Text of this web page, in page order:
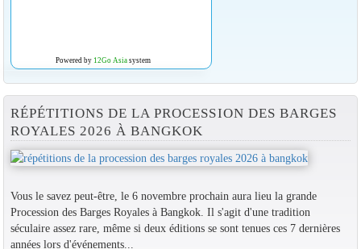
Powered by 12Go Asiasystem
RÉPÉTITIONS DE LA PROCESSION DES BARGES
ROYALES 2026 À BANGKOK
Vous le savez peut-être, le 6 novembre prochain aura lieu la grande
Procession des Barges Royales à Bangkok. Il s'agit d'une tradition
séculaire assez rare, même si deux éditions se sont tenues ces 7 dernières
années lors d'événements...